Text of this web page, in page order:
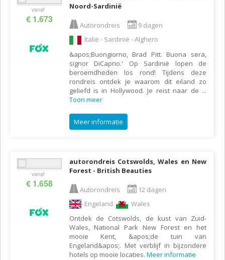
vanaf
€ 1.673
Noord-Sardinië
Autorondreis
9 dagen
Italië - Sardinië - Alghero
&apos;Buongiorno, Brad Pitt. Buona sera,
signor DiCaprio.' Op Sardinië lopen de
beroemdheden los rond! Tijdens deze
rondreis ontdek je waarom dit eiland zo
geliefd is in Hollywood. Je reist naar de ...
Toon meer
Meer informatie
vanaf
€ 1.658
autorondreis Cotswolds, Wales en New
Forest - British Beauties
Autorondreis
12 dagen
Engeland
Wales
Ontdek de Cotswolds, de kust van Zuid-
Wales, National Park New Forest en het
mooie Kent, &apos;de tuin van
Engeland&apos;. Met verblijf in bijzondere
hotels op mooie locaties. Meer informatie